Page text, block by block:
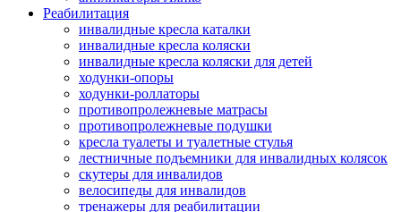
Реабилитация
инвалидные кресла каталки
инвалидные кресла коляски
инвалидные кресла коляски для детей
ходунки-опоры
ходунки-роллаторы
противопролежневые матрасы
противопролежневые подушки
кресла туалеты и туалетные стулья
лестничные подъемники для инвалидных колясок
скутеры для инвалидов
велосипеды для инвалидов
тренажеры для реабилитации